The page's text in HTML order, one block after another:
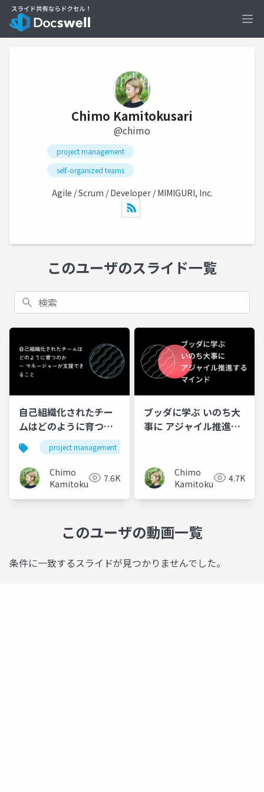
Chimo Kamitokusari
@chimo
project management
self-organized teams
Agile / Scrum / Developer / MIMIGURI, Inc.
このユーザのスライド一覧
検索
自己組織化されたチー
ムはどのように育つの
か ー マネージャーが支
援できること
project management
Chimo
Kamitokusari 7.6K
ブッダに学ぶ いのち大
事に アジャイル推進す
Chimo
Kamitokusari 4.7K
このユーザの動画一覧
条件に一致するスライドが見つかりませんでした。